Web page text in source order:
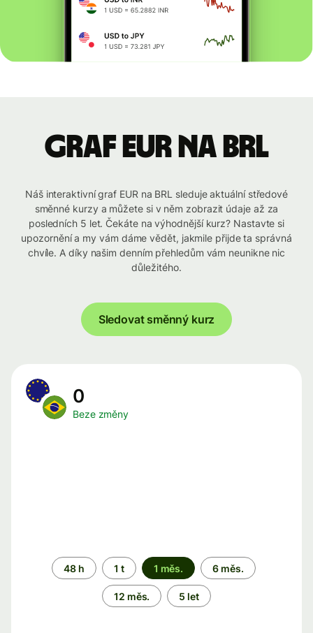
graf EUR na BRL
Náš interaktivní graf EUR na BRL sleduje aktuální středové
směnné kurzy a můžete si v něm zobrazit údaje až za
posledních 5 let. Čekáte na výhodnější kurz? Nastavte si
upozornění a my vám dáme vědět, jakmile přijde ta správná
chvíle. A díky našim denním přehledům vám neunikne nic
důležitého.
Sledovat směnný kurz
0
Beze změny
Časové
období
48 h 1 t 1 měs. 6 měs.
12 měs. 5 let